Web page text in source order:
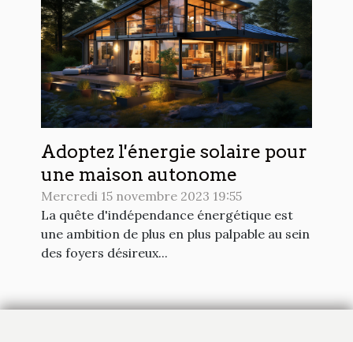
Adoptez l'énergie solaire pour
une maison autonome
Mercredi 15 novembre 2023 19:55
La quête d'indépendance énergétique est
une ambition de plus en plus palpable au sein
des foyers désireux...